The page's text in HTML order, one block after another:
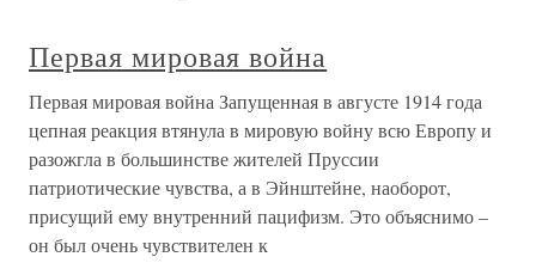
Первая мировая война
Первая мировая война Запущенная в августе 1914 года
цепная реакция втянула в мировую войну всю Европу и
разожгла в большинстве жителей Пруссии
патриотические чувства, а в Эйнштейне, наоборот,
присущий ему внутренний пацифизм. Это объяснимо –
он был очень чувствителен к